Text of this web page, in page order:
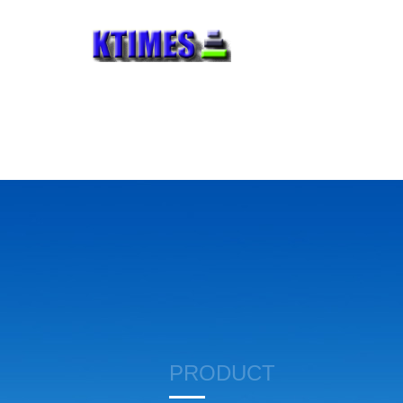
PRODUCT